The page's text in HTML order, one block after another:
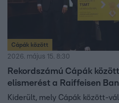
Cápák között
2026. május 15. 8:30
Rekordszámú Cápák
elismerést a Raiffeisen
Kiderült, mely Cápák között-